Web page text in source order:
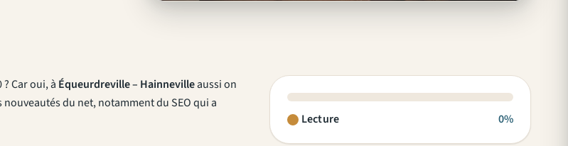
Car oui, à Équeurdreville – Hainnevilleaussi on
du net, notamment du SEO qui a
Lecture 0%